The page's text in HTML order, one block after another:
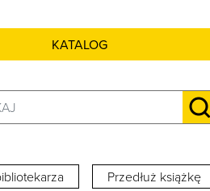
KATALOG
Przedłuż książkę